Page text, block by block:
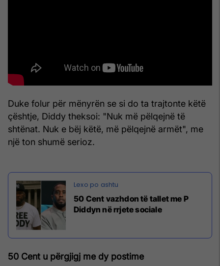
Duke folur për mënyrën se si do ta trajtonte këtë
çështje, Diddy theksoi: "Nuk më pëlqejnë të
shtënat. Nuk e bëj këtë, më pëlqejnë armët", me
një ton shumë serioz.
50 Cent vazhdon të tallet me P
Diddyn në rrjete sociale
50 Cent u përgjigj me dy postime